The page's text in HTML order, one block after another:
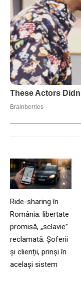
Ride-sharing în
România: libertate
promisă, „sclavie”
reclamată. Șoferii
și clienții, prinși în
același sistem